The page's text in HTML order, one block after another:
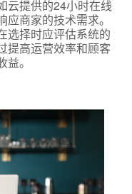
云提供的24小时在线
商家的技术需求。
选择时应评估系统的
提高运营效率和顾客
。